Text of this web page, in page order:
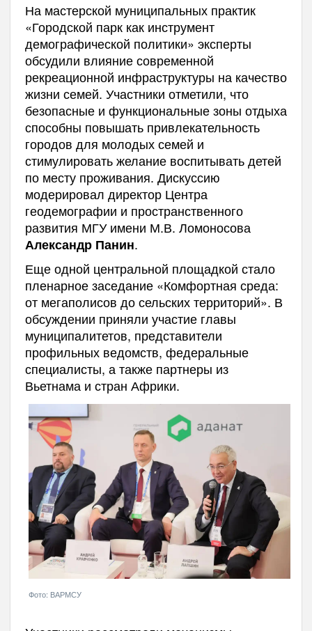
На мастерской муниципальных практик
«Городской парк как инструмент
демографической политики» эксперты
обсудили влияние современной
рекреационной инфраструктуры на качество
жизни семей. Участники отметили, что
безопасные и функциональные зоны отдыха
способны повышать привлекательность
городов для молодых семей и
стимулировать желание воспитывать детей
по месту проживания. Дискуссию
модерировал директор Центра
геодемографии и пространственного
развития МГУ имени М.В. Ломоносова
Александр Панин.
Еще одной центральной площадкой стало
пленарное заседание «Комфортная среда:
от мегаполисов до сельских территорий». В
обсуждении приняли участие главы
муниципалитетов, представители
профильных ведомств, федеральные
специалисты, а также партнеры из
Вьетнама и стран Африки.
Фото: ВАРМСУ